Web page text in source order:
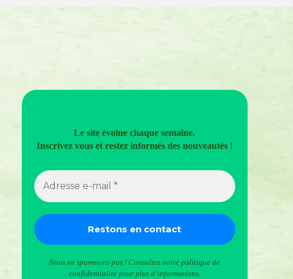
Le site évolue chaque semaine.
Inscrivez vous et restez informés des nouveautés !
Nous ne spammons pas ! Consultez notrepolitique de
confidentialitépour plus d’informations.